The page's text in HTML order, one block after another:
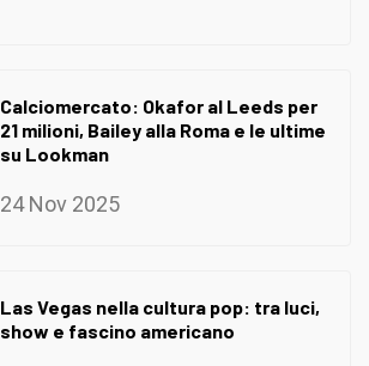
Calciomercato: Okafor al Leeds per
21 milioni, Bailey alla Roma e le ultime
su Lookman
24 Nov 2025
Las Vegas nella cultura pop: tra luci,
show e fascino americano